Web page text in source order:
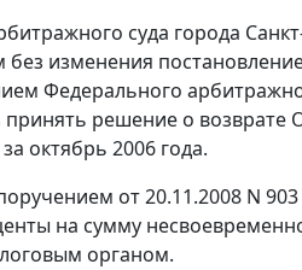
суда города
без изменения
Федерального
принять решение о
октябрь 2006 года.
от 20.11.2008 N
на сумму
органом.